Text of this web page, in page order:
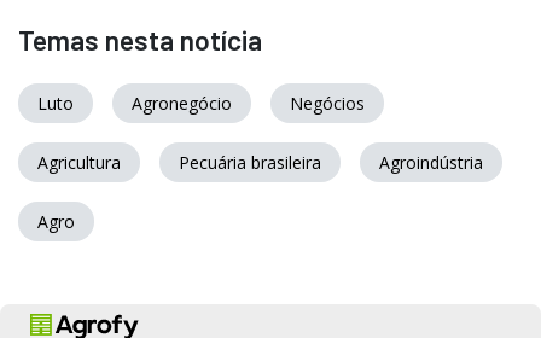
Temas nesta notícia
Luto Agronegócio Negócios
Agricultura Pecuária brasileira Agroindústria
Agro